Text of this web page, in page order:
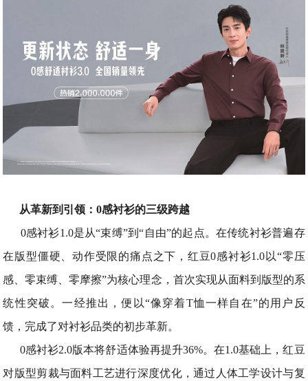
从革新到引领：0感衬衫的三级跨越
0感衬衫1.0是从“束缚”到“自由”的起点。在传统衬衫普遍存
在版型僵硬、动作受限的痛点之下，红豆0感衬衫1.0以“零压
感、零束缚、零摩擦”为核心理念，首次实现从面料到版型的系
统性突破。一经推出，便以“像穿着T恤一样自在”的用户反
馈，完成了对衬衫品类的初步革新。
0感衬衫2.0版本将舒适体验再提升36%。在1.0基础上，红豆
对版型剪裁与面料工艺进行深度优化，通过人体工学设计与复